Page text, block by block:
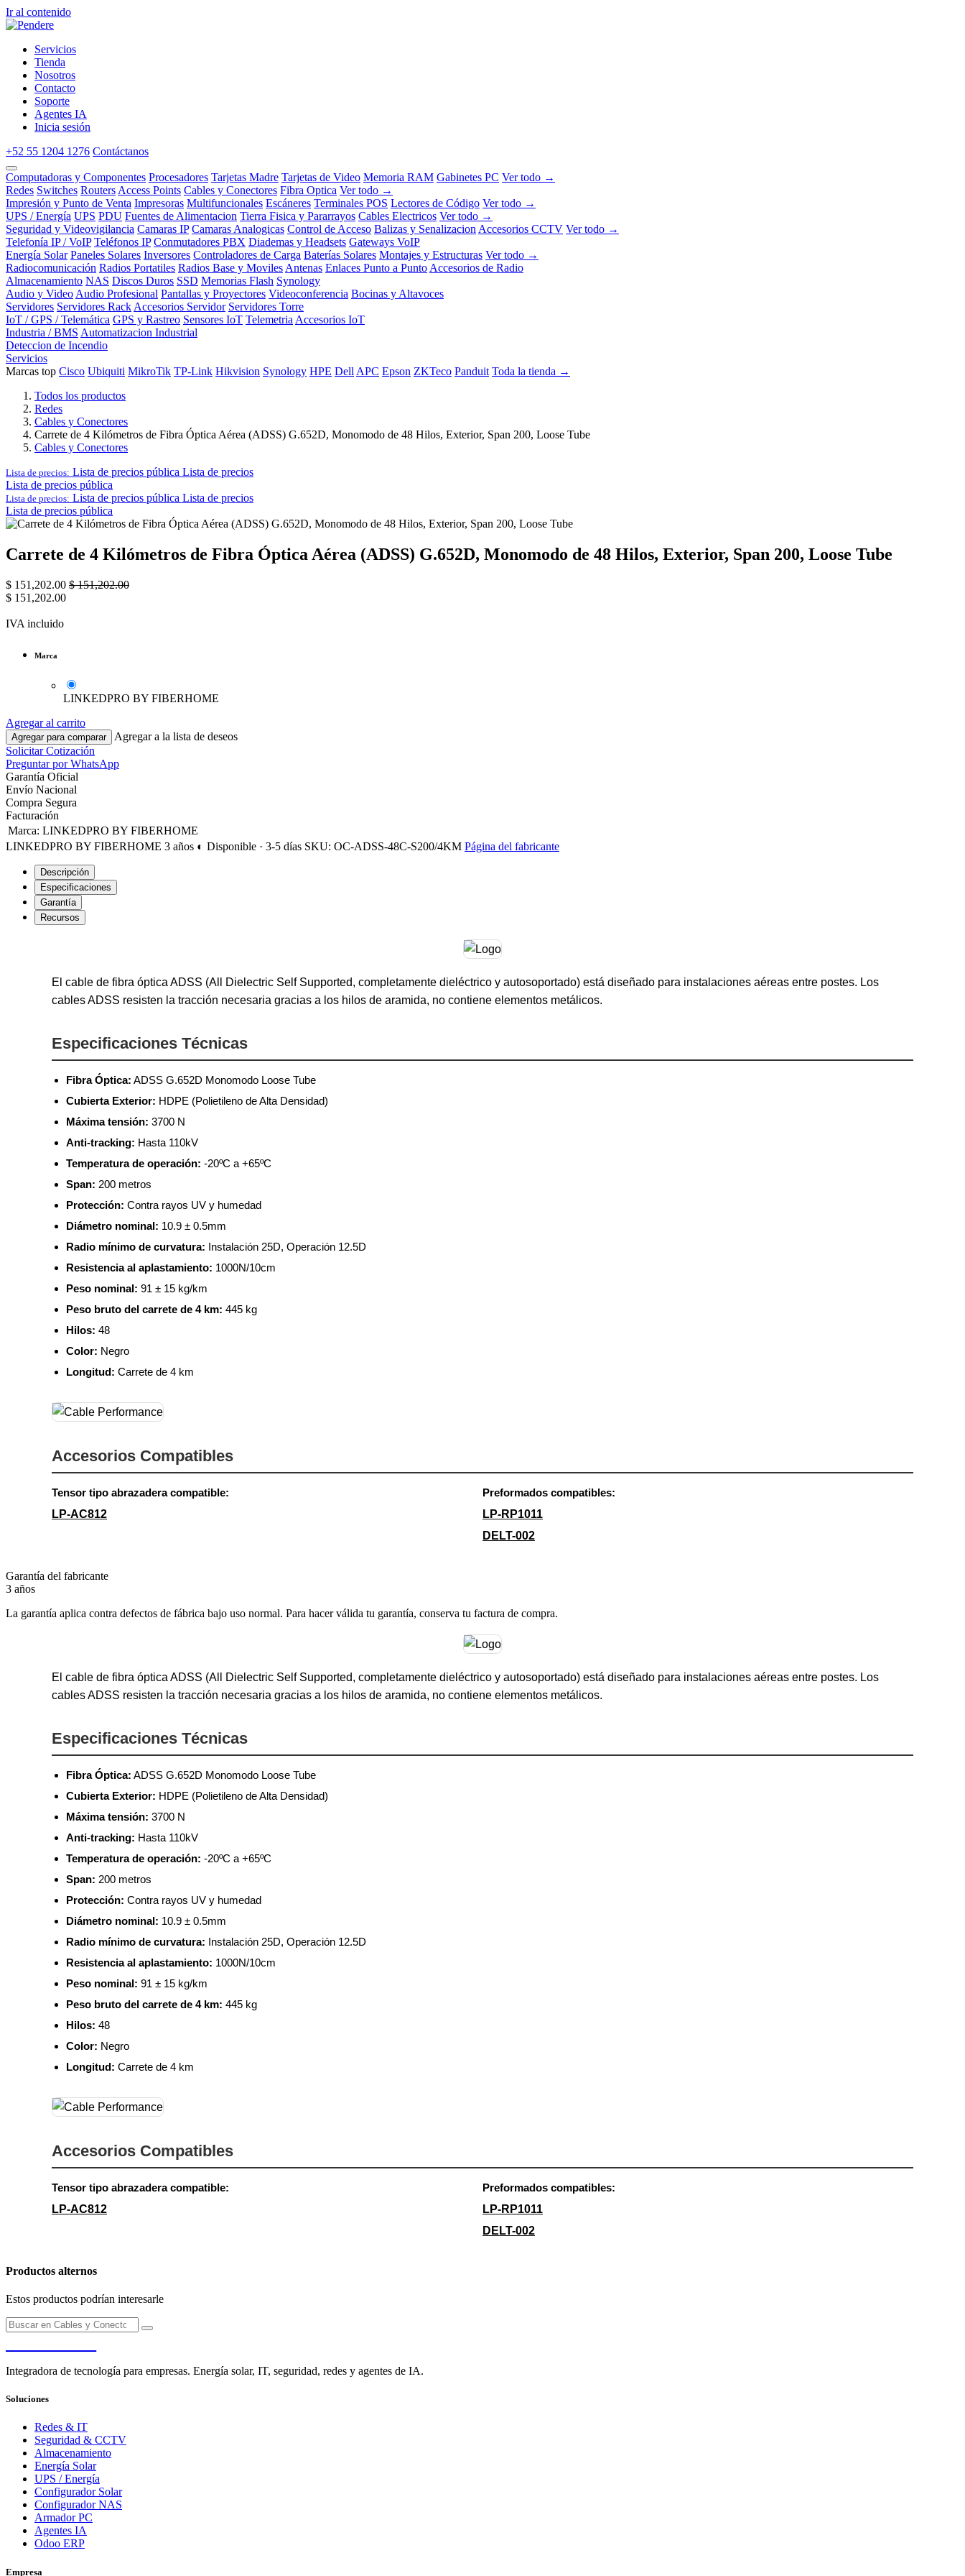
Ir al contenido
Servicios
Tienda
Nosotros
Contacto
Soporte
Agentes IA
Inicia sesión
+52 55 1204 1276 Contáctanos
Computadoras y Componentes Procesadores Tarjetas Madre Tarjetas de Video Memoria RAM Gabinetes PC Ver todo →
Redes Switches Routers Access Points Cables y Conectores Fibra Optica Ver todo →
Impresión y Punto de Venta Impresoras Multifuncionales Escáneres Terminales POS Lectores de Código Ver todo →
UPS / Energía UPS PDU Fuentes de Alimentacion Tierra Fisica y Pararrayos Cables Electricos Ver todo →
Seguridad y Videovigilancia Camaras IP Camaras Analogicas Control de Acceso Balizas y Senalizacion Accesorios CCTV Ver todo →
Telefonía IP / VoIP Teléfonos IP Conmutadores PBX Diademas y Headsets Gateways VoIP
Energía Solar Paneles Solares Inversores Controladores de Carga Baterías Solares Montajes y Estructuras Ver todo →
Radiocomunicación Radios Portatiles Radios Base y Moviles Antenas Enlaces Punto a Punto Accesorios de Radio
Almacenamiento NAS Discos Duros SSD Memorias Flash Synology
Audio y Video Audio Profesional Pantallas y Proyectores Videoconferencia Bocinas y Altavoces
Servidores Servidores Rack Accesorios Servidor Servidores Torre
IoT / GPS / Telemática GPS y Rastreo Sensores IoT Telemetria Accesorios IoT
Industria / BMS Automatizacion Industrial
Deteccion de Incendio
Servicios
Marcas top Cisco Ubiquiti MikroTik TP-Link Hikvision Synology HPE Dell APC Epson ZKTeco Panduit Toda la tienda →
Todos los productos
Redes
Cables y Conectores
Carrete de 4 Kilómetros de Fibra Óptica Aérea (ADSS) G.652D, Monomodo de 48 Hilos, Exterior, Span 200, Loose Tube
Cables y Conectores
Lista de precios: Lista de precios pública Lista de precios
Lista de precios pública
Lista de precios: Lista de precios pública Lista de precios
Lista de precios pública
Carrete de 4 Kilómetros de Fibra Óptica Aérea (ADSS) G.652D, Monomodo de 48 Hilos, Exterior, Span 200, Loose Tube
$ 151,202.00 $151,202.00
$ 151,202.00
IVA incluido
Marca
LINKEDPRO BY FIBERHOME
Agregar al carrito
Agregar para comparar
Agregar a la lista de deseos
Solicitar Cotización
Preguntar por WhatsApp
Garantía Oficial
Envío Nacional
Compra Segura
Facturación
Marca: LINKEDPRO BY FIBERHOME
LINKEDPRO BY FIBERHOME 3 años ◐ Disponible · 3-5 días SKU: OC-ADSS-48C-S200/4KM Página del fabricante
Descripción
Especificaciones
Garantía
Recursos
El cable de fibra óptica ADSS (All Dielectric Self Supported, completamente dieléctrico y autosoportado) está diseñado para instalaciones aéreas entre postes. Los
cables ADSS resisten la tracción necesaria gracias a los hilos de aramida, no contiene elementos metálicos.
Especificaciones Técnicas
Fibra Óptica: ADSS G.652D Monomodo Loose Tube
Cubierta Exterior: HDPE (Polietileno de Alta Densidad)
Máxima tensión: 3700 N
Anti-tracking: Hasta 110kV
Temperatura de operación: -20ºC a +65ºC
Span: 200 metros
Protección: Contra rayos UV y humedad
Diámetro nominal: 10.9 ± 0.5mm
Radio mínimo de curvatura: Instalación 25D, Operación 12.5D
Resistencia al aplastamiento: 1000N/10cm
Peso nominal: 91 ± 15 kg/km
Peso bruto del carrete de 4 km: 445 kg
Hilos: 48
Color: Negro
Longitud: Carrete de 4 km
Accesorios Compatibles
Tensor tipo abrazadera compatible:
LP-AC812
Preformados compatibles:
LP-RP1011
DELT-002
Garantía del fabricante
3 años
La garantía aplica contra defectos de fábrica bajo uso normal. Para hacer válida tu garantía, conserva tu factura de compra.
El cable de fibra óptica ADSS (All Dielectric Self Supported, completamente dieléctrico y autosoportado) está diseñado para instalaciones aéreas entre postes. Los
cables ADSS resisten la tracción necesaria gracias a los hilos de aramida, no contiene elementos metálicos.
Especificaciones Técnicas
Fibra Óptica: ADSS G.652D Monomodo Loose Tube
Cubierta Exterior: HDPE (Polietileno de Alta Densidad)
Máxima tensión: 3700 N
Anti-tracking: Hasta 110kV
Temperatura de operación: -20ºC a +65ºC
Span: 200 metros
Protección: Contra rayos UV y humedad
Diámetro nominal: 10.9 ± 0.5mm
Radio mínimo de curvatura: Instalación 25D, Operación 12.5D
Resistencia al aplastamiento: 1000N/10cm
Peso nominal: 91 ± 15 kg/km
Peso bruto del carrete de 4 km: 445 kg
Hilos: 48
Color: Negro
Longitud: Carrete de 4 km
Accesorios Compatibles
Tensor tipo abrazadera compatible:
LP-AC812
Preformados compatibles:
LP-RP1011
DELT-002
Productos alternos
Estos productos podrían interesarle
Integradora de tecnología para empresas. Energía solar, IT, seguridad, redes y agentes de IA.
Soluciones
Redes & IT
Seguridad & CCTV
Almacenamiento
Energía Solar
UPS / Energía
Configurador Solar
Configurador NAS
Armador PC
Agentes IA
Odoo ERP
Empresa